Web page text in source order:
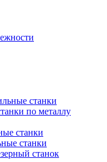
станки
по металлу
станки
станки
станок